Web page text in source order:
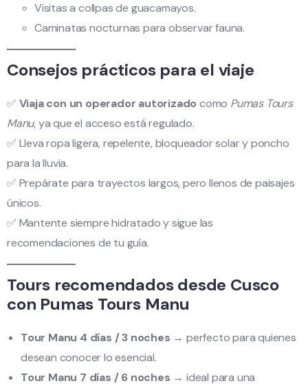
Visitas a collpas de guacamayos.
Caminatas nocturnas para observar fauna.
Consejos prácticos para el viaje
✅ Viaja con un operador autorizado como Pumas Tours
Manu, ya que el acceso está regulado.
✅ Lleva ropa ligera, repelente, bloqueador solar y poncho
para la lluvia.
✅ Prepárate para trayectos largos, pero llenos de paisajes
únicos.
✅ Mantente siempre hidratado y sigue las
recomendaciones de tu guía.
Tours recomendados desde Cusco
con Pumas Tours Manu
Tour Manu 4 días / 3 noches → perfecto para quienes
desean conocer lo esencial.
Tour Manu 7 días / 6 noches → ideal para una